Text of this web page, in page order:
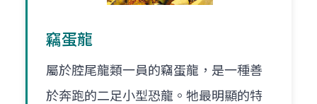
竊蛋龍
屬於腔尾龍類一員的竊蛋龍，是一種善
於奔跑的二足小型恐龍。牠最明顯的特